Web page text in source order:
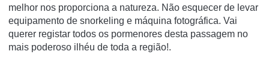
melhor nos proporciona a natureza. Não esquecer de levar
equipamento de snorkeling e máquina fotográfica. Vai
querer registar todos os pormenores desta passagem no
mais poderoso ilhéu de toda a região!.